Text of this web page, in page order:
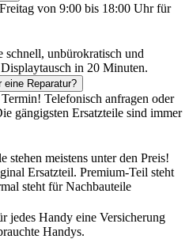
von 9:00 bis 18:00 Uhr für
schnell, unbürokratisch und
in 20 Minuten.
eine Reparatur?
Telefonisch anfragen oder
gängigsten Ersatzteile sind immer
stehen meistens unter den Preis!
Ersatzteil. Premium-Teil steht
steht für Nachbauteile
jedes Handy eine Versicherung
Handys.